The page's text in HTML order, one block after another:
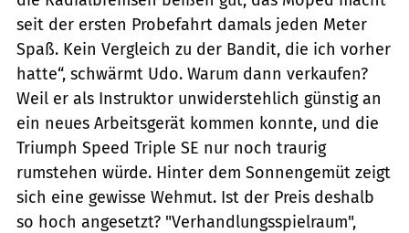
seit der ersten Probefahrt damals jeden Meter
Spaß. Kein Vergleich zu der Bandit, die ich vorher
hatte“, schwärmt Udo. Warum dann verkaufen?
Weil er als Instruktor unwiderstehlich günstig an
ein neues Arbeitsgerät kommen konnte, und die
Triumph Speed Triple SE nur noch traurig
rumstehen würde. Hinter dem Sonnengemüt zeigt
sich eine gewisse Wehmut. Ist der Preis deshalb
so hoch angesetzt? "Verhandlungsspielraum",